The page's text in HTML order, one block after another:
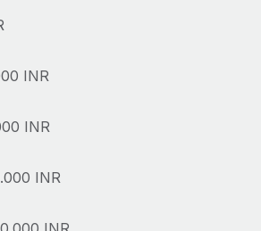
Mitarbeiter:innen in 19 Ländern
Marktführer im Bereich der
für mobile Apps. Das...
INR
INR
INR